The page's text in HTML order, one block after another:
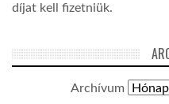
díjat kell fizetniük.
Archívum